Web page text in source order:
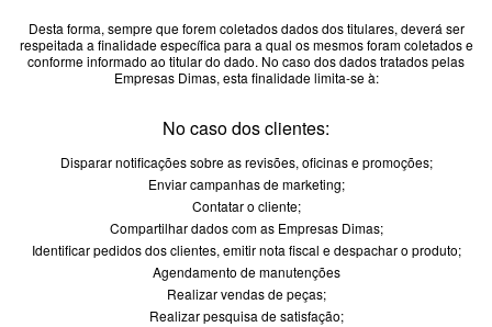
Desta forma, sempre que forem coletados dados dos titulares, deverá ser
respeitada a finalidade específica para a qual os mesmos foram coletados e
conforme informado ao titular do dado. No caso dos dados tratados pelas
Empresas Dimas, esta finalidade limita-se à:
No caso dos clientes:
Disparar notificações sobre as revisões, oficinas e promoções;
Enviar campanhas de marketing;
Contatar o cliente;
Compartilhar dados com as Empresas Dimas;
Identificar pedidos dos clientes, emitir nota fiscal e despachar o produto;
Agendamento de manutenções
Realizar vendas de peças;
Realizar pesquisa de satisfação;